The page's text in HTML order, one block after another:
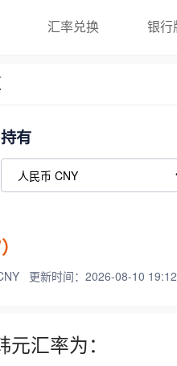
汇率兑换 银行
持有
更新时间：2026-08-10
汇率为：